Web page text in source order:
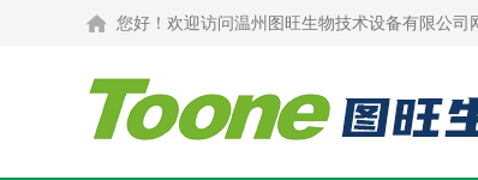
您好！欢迎访问温州图旺生物技术设备有限公司